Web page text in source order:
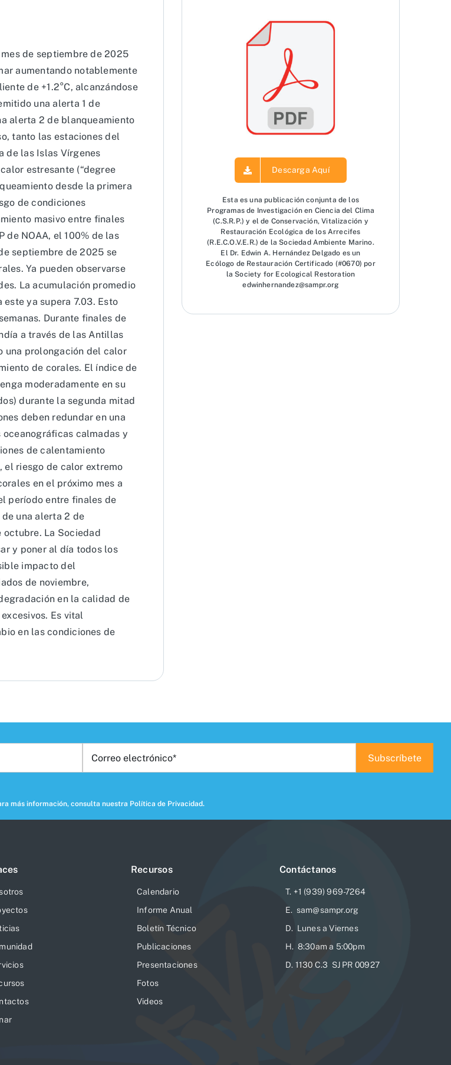
de septiembre de 2025
aumentando notablemente
de +1.2°C, alcanzándose
una alerta 1 de
alerta 2 de blanqueamiento
tanto las estaciones del
de las Islas Vírgenes
estresante (“degree
desde la primera
de condiciones
masivo entre finales
de NOAA, el 100% de las
septiembre de 2025 se
Ya pueden observarse
La acumulación promedio
ya supera 7.03. Esto
Durante finales de
a través de las Antillas
una prolongación del calor
de corales. El índice de
moderadamente en su
durante la segunda mitad
deben redundar en una
calmadas y
de calentamiento
el riesgo de calor extremo
en el próximo mes a
período entre finales de
una alerta 2 de
octubre. La Sociedad
y poner al día todos los
impacto del
de noviembre,
en la calidad de
Es vital
en las condiciones de
Descarga Aquí
Esta es una publicación conjunta de los
Programas de Investigación en Ciencia del Clima
(C.S.R.P.) y el de Conservación, Vitalización y
Restauración Ecológica de los Arrecifes
(R.E.C.O.V.E.R.) de la Sociedad Ambiente Marino.
El Dr. Edwin A. Hernández Delgado es un
Ecólogo de Restauración Certificado (#0670) por
la Society for Ecological Restoration
edwinhernandez@sampr.org
más información, consulta nuestra Política de Privacidad.
Recursos
Calendario
Informe Anual
Boletín Técnico
Publicaciones
Presentaciones
Fotos
Videos
Contáctanos
T. +1 (939) 969-7264
E. sam@sampr.org
D. Lunes a Viernes
H. 8:30am a 5:00pm
D. 1130 C.3 SJ PR 00927